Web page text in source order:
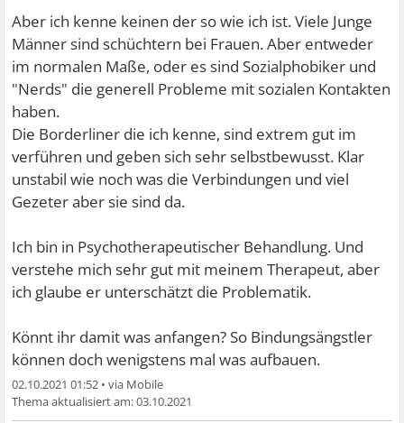
Aber ich kenne keinen der so wie ich ist. Viele Junge
Männer sind schüchtern bei Frauen. Aber entweder
im normalen Maße, oder es sind Sozialphobiker und
"Nerds" die generell Probleme mit sozialen Kontakten
haben.
Die Borderliner die ich kenne, sind extrem gut im
verführen und geben sich sehr selbstbewusst. Klar
unstabil wie noch was die Verbindungen und viel
Gezeter aber sie sind da.
Ich bin in Psychotherapeutischer Behandlung. Und
verstehe mich sehr gut mit meinem Therapeut, aber
ich glaube er unterschätzt die Problematik.
Könnt ihr damit was anfangen? So Bindungsängstler
können doch wenigstens mal was aufbauen.
02.10.2021 01:52 •
03.10.2021